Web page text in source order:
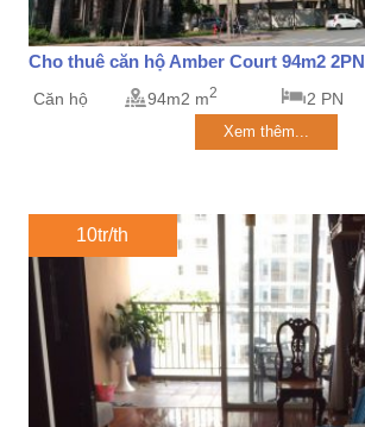
Cho thuê căn hộ Amber Court 94m2 2PN
Căn hộ 94m2 m2 2 PN
Xem thêm...
10tr/th